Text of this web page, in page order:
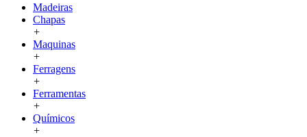
Madeiras
Chapas
+
Maquinas
+
Ferragens
+
Ferramentas
+
Químicos
+